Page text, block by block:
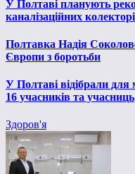
У Полтаві планують
каналізаційних
Полтавка Надія
Європи з боротьби
У Полтаві відібрали для
16 учасників та учасниць
Здоров'я